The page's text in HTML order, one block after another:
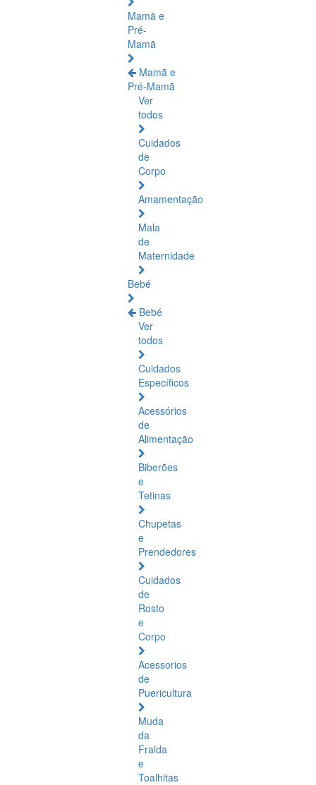
Mamã e
Pré-
Mamã
Mamã e
Pré-Mamã
Ver
todos
Cuidados
de
Corpo
Amamentação
Mala
de
Maternidade
Bebé
Bebé
Ver
todos
Cuidados
Específicos
Acessórios
de
Alimentação
Biberões
e
Tetinas
Chupetas
e
Prendedores
Cuidados
de
Rosto
e
Corpo
Acessorios
de
Puericultura
Muda
da
Fralda
e
Toalhitas